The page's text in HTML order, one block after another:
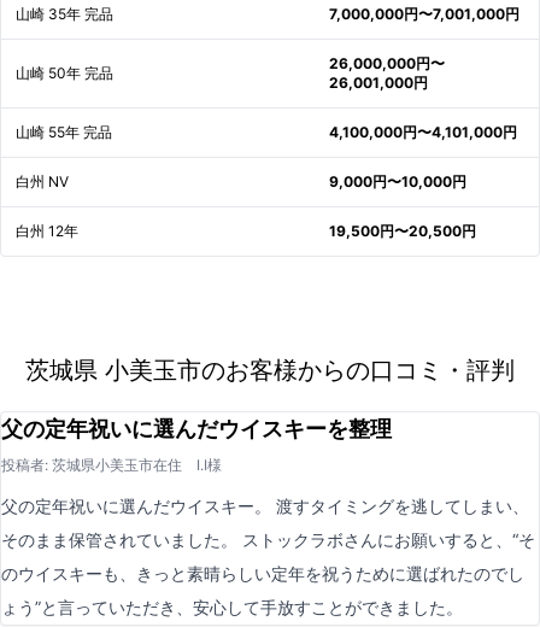
山崎 35年 完品 7,000,000円〜7,001,000円
山崎 50年 完品
26,000,000円〜
26,001,000円
山崎 55年 完品 4,100,000円〜4,101,000円
白州 NV 9,000円〜10,000円
白州 12年 19,500円〜20,500円
茨城県 小美玉市のお客様からの口コミ・評判
父の定年祝いに選んだウイスキーを整理
投稿者: 茨城県小美玉市在住 I.I様
父の定年祝いに選んだウイスキー。 渡すタイミングを逃してしまい、
そのまま保管されていました。 ストックラボさんにお願いすると、“そ
のウイスキーも、きっと素晴らしい定年を祝うために選ばれたのでし
ょう”と言っていただき、安心して手放すことができました。